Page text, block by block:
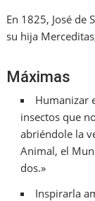
En 1825, José de
su hija
Máximas
Humanizar
insectos que
abriéndole la
Animal, el
dos.»
Inspirarla